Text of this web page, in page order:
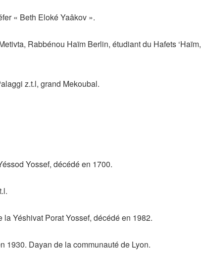
« Beth Eloké Yaâkov ».
Rabbénou Haïm Berlin, étudiant du Hafets ‘Haïm,
z.t.l, grand Mekoubal.
Yossef, décédé en 1700.
Yéshivat Porat Yossef, décédé en 1982.
1930. Dayan de la communauté de Lyon.